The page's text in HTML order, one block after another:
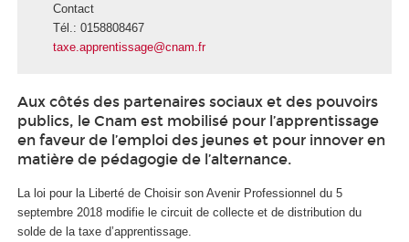
Contact
Tél.: 0158808467
taxe.apprentissage@cnam.fr
Aux côtés des partenaires sociaux et des pouvoirs
publics, le Cnam est mobilisé pour l’apprentissage
en faveur de l’emploi des jeunes et pour innover en
matière de pédagogie de l’alternance.
La loi pour la Liberté de Choisir son Avenir Professionnel du 5
septembre 2018 modifie le circuit de collecte et de distribution du
solde de la taxe d’apprentissage.